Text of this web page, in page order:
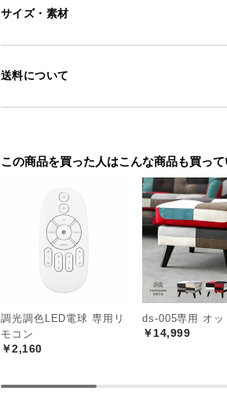
サイズ・素材
送料について
この商品を買った人はこんな商品も買っ
調光調色LED電球 専用リ
モコン
￥2,160
ds-005専用 オッ
￥14,999